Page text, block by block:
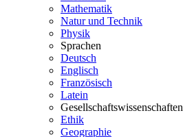
Mathematik
Natur und Technik
Physik
Sprachen
Deutsch
Englisch
Französisch
Latein
Gesellschaftswissenschaften
Ethik
Geographie